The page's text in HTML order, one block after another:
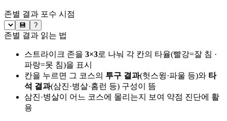
존별 결과 포수 시점
💾 ?
존별 결과 읽는 법
스트라이크 존을 3×3로 나눠 각 칸의 타율(빨강=잘 침 ·
파랑=못 침)을 표시
칸을 누르면 그 코스의 투구 결과(헛스윙·파울 등)와 타
석 결과(삼진·병살·홈런 등) 구성이 뜸
삼진·병살이 어느 코스에 몰리는지 보여 약점 진단에 활
용